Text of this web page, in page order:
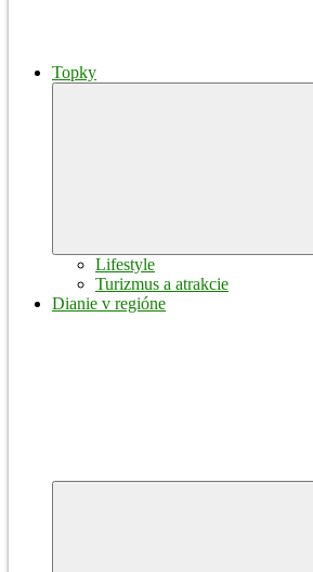
Topky
Lifestyle
Turizmus a atrakcie
Dianie v regióne